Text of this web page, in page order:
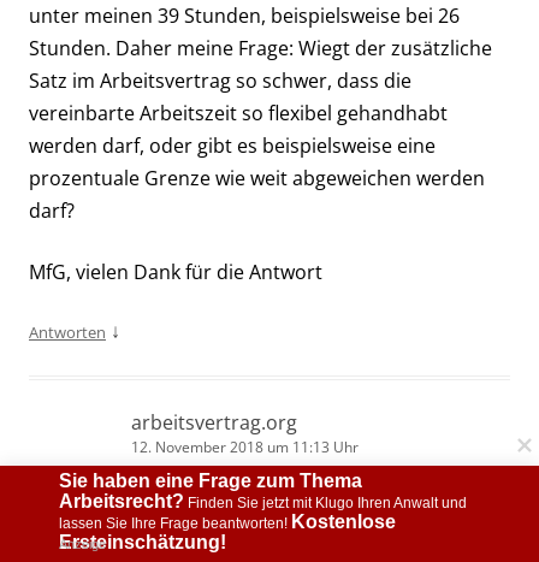
unter meinen 39 Stunden, beispielsweise bei 26
Stunden. Daher meine Frage: Wiegt der zusätzliche
Satz im Arbeitsvertrag so schwer, dass die
vereinbarte Arbeitszeit so flexibel gehandhabt
werden darf, oder gibt es beispielsweise eine
prozentuale Grenze wie weit abgeweichen werden
darf?
MfG, vielen Dank für die Antwort
Antworten ↓
arbeitsvertrag.org
12. November 2018 um 11:13 Uhr
Hallo Renate,
Sie haben eine Frage zum Thema
Arbeitsrecht? Finden Sie jetzt mit Klugo Ihren Anwalt und
lassen Sie Ihre Frage beantworten! Kostenlose
Ersteinschätzung!
Anzeige